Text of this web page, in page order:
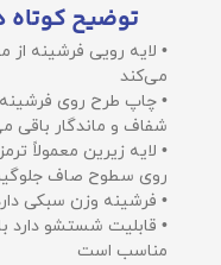
توضیح
• لایه رویی فرشینه
می‌کند
• چاپ طرح روی فرشینه
شفاف و ماندگار باقی
• لایه زیرین معمولاً
روی سطوح صاف
• فرشینه وزن سبکی
• قابلیت شستشو دارد
مناسب است